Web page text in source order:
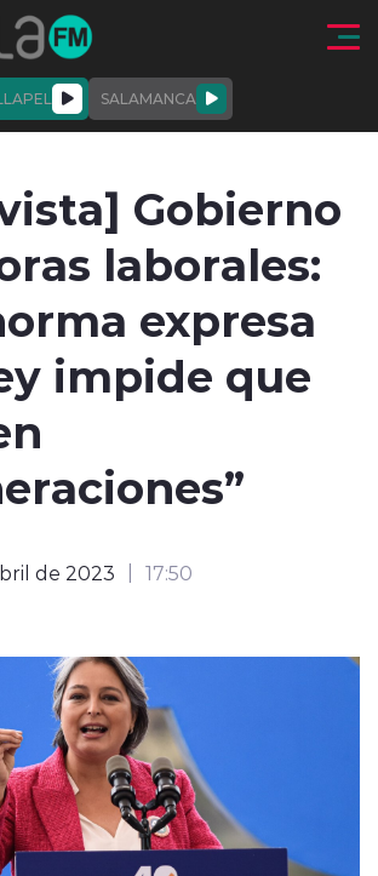
al contenido
SALAMANCA
ENTREVISTAS
claro
Gobierno
laborales:
expresa
impide que
de 2023 17:50